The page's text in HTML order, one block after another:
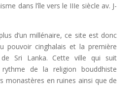
dans l’île vers le IIIe siècle av. J-
millénaire, ce site est donc
pouvoir cinghalais et la première
de Sri Lanka. Cette ville qui suit
rythme de la religion bouddhiste
monastères en ruines ainsi que de